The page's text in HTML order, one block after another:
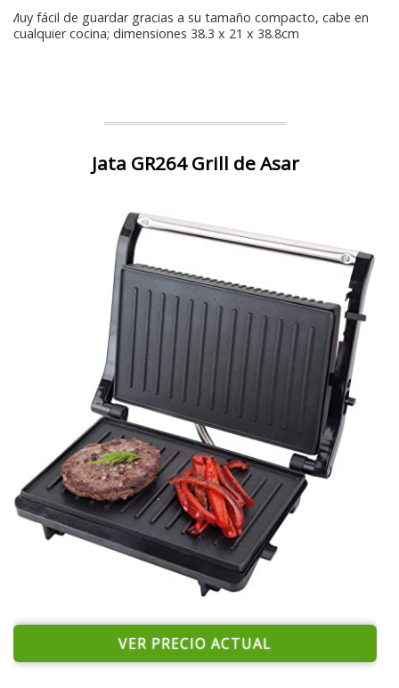
Muy fácil de guardar gracias a su tamaño compacto, cabe en
cualquier cocina; dimensiones 38.3 x 21 x 38.8cm
Jata GR264 Grill de Asar
VER PRECIO ACTUAL